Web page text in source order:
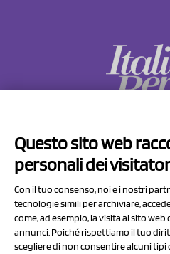
Via Prov.le
41057
P.I/C.F.
REA: MO
Questo sito web
personali dei
Con il tuo consenso, noi e i nostri
tecnologie simili per archiviare,
come, ad esempio, la visita al sito
annunci. Poiché rispettiamo il tuo
scegliere di non consentire alcuni tipi